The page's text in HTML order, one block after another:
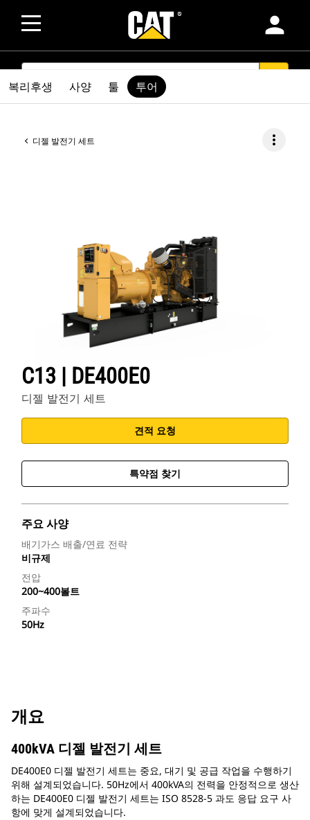
person
SEARCH
디젤 발전기 세트 more_vert
C13 | DE400E0
디젤 발전기 세트
견적 요청
특약점 찾기
주요 사양
배기가스 배출/연료 전략
비규제
전압
200~400볼트
주파수
50Hz
복리후생 사양 툴 투어
개요
400kVA 디젤 발전기 세트
DE400E0 디젤 발전기 세트는 중요, 대기 및 공급 작업을 수행하기
위해 설계되었습니다. 50Hz에서 400kVA의 전력을 안정적으로 생산
하는 DE400E0 디젤 발전기 세트는 ISO 8528-5 과도 응답 요구 사
항에 맞게 설계되었습니다.